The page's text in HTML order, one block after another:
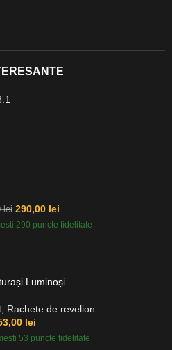
lei 290,00 lei
290 puncte fidelitate
Luminoși
, Rachete de revelion
lei
53 puncte fidelitate